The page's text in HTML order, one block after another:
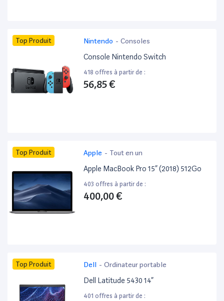
Top Produit Nintendo - Consoles
Console Nintendo Switch
418 offres à partir de :
56,85 €
Top Produit Apple - Tout en un
Apple MacBook Pro 15” (2018) 512Go
403 offres à partir de :
400,00 €
Top Produit Dell - Ordinateur portable
Dell Latitude 5430 14”
401 offres à partir de :